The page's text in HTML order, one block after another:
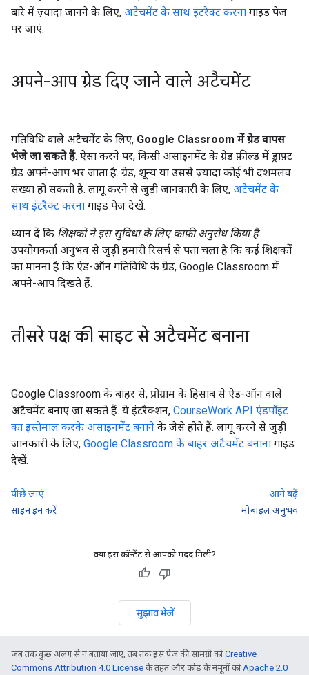
बारे में ज़्यादा जानने के लिए, अटैचमेंट के साथ इंटरैक्ट करना गाइड पेज
पर जाएं.
अपने-आप ग्रेड दिए जाने वाले अटैचमेंट
गतिविधि वाले अटैचमेंट के लिए, Google Classroom में ग्रेड वापस
भेजे जा सकते हैं. ऐसा करने पर, किसी असाइनमेंट के ग्रेड फ़ील्ड में ड्राफ़्ट
ग्रेड अपने-आप भर जाता है. ग्रेड, शून्य या उससे ज़्यादा कोई भी दशमलव
संख्या हो सकती है. लागू करने से जुड़ी जानकारी के लिए, अटैचमेंट के
साथ इंटरैक्ट करना गाइड पेज देखें.
ध्यान दें कि शिक्षकों ने इस सुविधा के लिए काफ़ी अनुरोध किया है.
उपयोगकर्ता अनुभव से जुड़ी हमारी रिसर्च से पता चला है कि कई शिक्षकों
का मानना है कि ऐड-ऑन गतिविधि के ग्रेड, Google Classroom में
अपने-आप दिखते हैं.
तीसरे पक्ष की साइट से अटैचमेंट बनाना
Google Classroom के बाहर से, प्रोग्राम के हिसाब से ऐड-ऑन वाले
अटैचमेंट बनाए जा सकते हैं. ये इंटरैक्शन, CourseWork API एंडपॉइंट
का इस्तेमाल करके असाइनमेंट बनाने के जैसे होते हैं. लागू करने से जुड़ी
जानकारी के लिए, Google Classroom के बाहर अटैचमेंट बनाना गाइड
देखें.
पीछे जाएं
साइन इन करें
आगे बढ़ें
मोबाइल अनुभव
क्या इस कॉन्टेंट से आपको मदद मिली?
सुझाव भेजें
जब तक कुछ अलग से न बताया जाए, तब तक इस पेज की सामग्री कोCreative
Commons Attribution 4.0 License के तहत और कोड के नमूनों को Apache 2.0